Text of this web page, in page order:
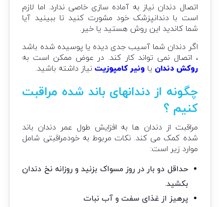
اتصال دندان نیاز به آماده سازی خاصی ندارد. اما لازم
است با دندانپزشک خود مشورت کنید تا ببینید آیا
شما کاندید این روش هستید یا خیر.
اگر دندان شما آسیب جدی دیده یا پوسیده شده باشد
، اتصال نمی تواند کار کند. در عوض ممکن است به
روکش دندان یا ونیر کامپوزیت نیاز داشته باشید.
چگونه از دندانهای باند شده مراقبت
کنیم ؟
مراقبت از دندان ها به افزایش طول عمر دندان باند
شده کمک می کند. نکات مربوط به خودمراقبتی شامل
موارد زیر است:
حداقل دو بار در روز مسواک بزنید و روزانه نخ دندان
بکشید.
پرهیز از غذای سفت و آب نبات